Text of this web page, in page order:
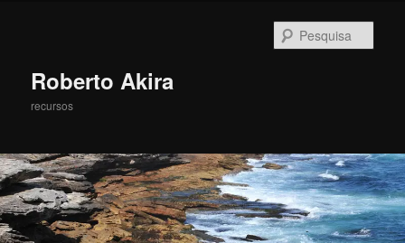
Roberto Akira
recursos